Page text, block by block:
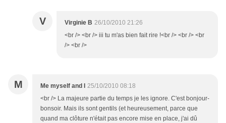
V Virginie B 26/10/2010 21:26
<br /> <br /> iii tu m'as bien fait rire !<br /> <br /> <br
/> <br />
M Me myself and I
25/10/2010 08:18
<br /> La majeure partie du temps je les ignore. C'est bonjour-
bonsoir. Mais ils sont gentils (et heureusement, parce que
quand ma clôture n'était pas encore mise en place, j'ai dû